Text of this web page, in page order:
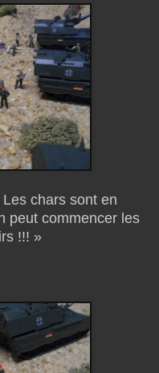
Les chars sont en
peut commencer les
!!! »